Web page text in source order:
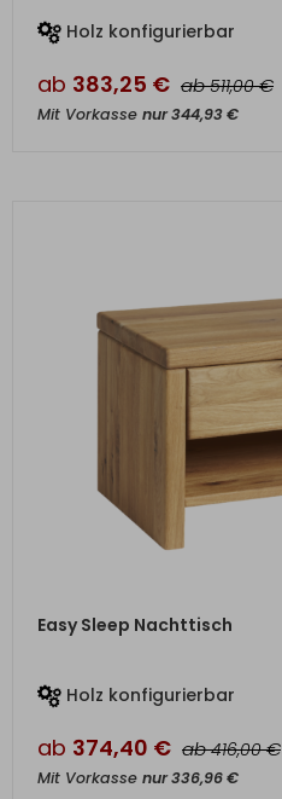
Holz konfigurierbar
ab 383,25 € ab 511,00€
Mit Vorkasse nur344,93€
Easy Sleep Nachttisch
Holz konfigurierbar
ab 374,40 € ab 416,00€
Mit Vorkasse nur336,96€